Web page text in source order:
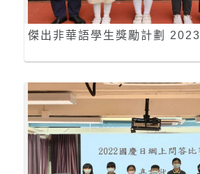
傑出非華語學生獎勵計劃 2023